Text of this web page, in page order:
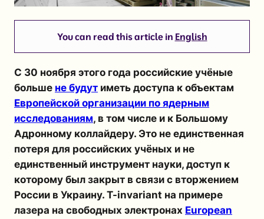
You can read this article in English
С 30 ноября этого года российские учёные
больше не будут иметь доступа к объектам
Европейской организации по ядерным
исследованиям, в том числе и к Большому
Адронному коллайдеру. Это не единственная
потеря для российских учёных и не
единственный инструмент науки, доступ к
которому был закрыт в связи с вторжением
России в Украину. T-invariant на примере
лазера на свободных электронах European